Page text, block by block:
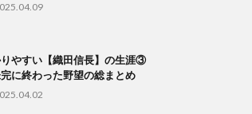
やすい【織田信長】の生涯③
に終わった野望の総まとめ